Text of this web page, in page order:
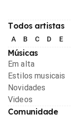
Todos artistas
A B C D E
Músicas
Em alta
Estilos musicais
Novidades
Videos
Comunidade